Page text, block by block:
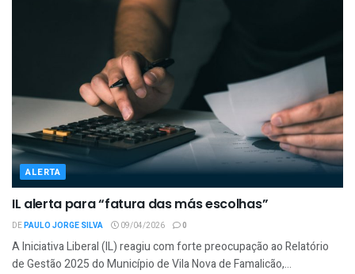
ALERTA
IL alerta para “fatura das más escolhas”
DEPAULO JORGE SILVA 09/04/2026 0
A Iniciativa Liberal (IL) reagiu com forte preocupação ao Relatório
de Gestão 2025 do Município de Vila Nova de Famalicão,...